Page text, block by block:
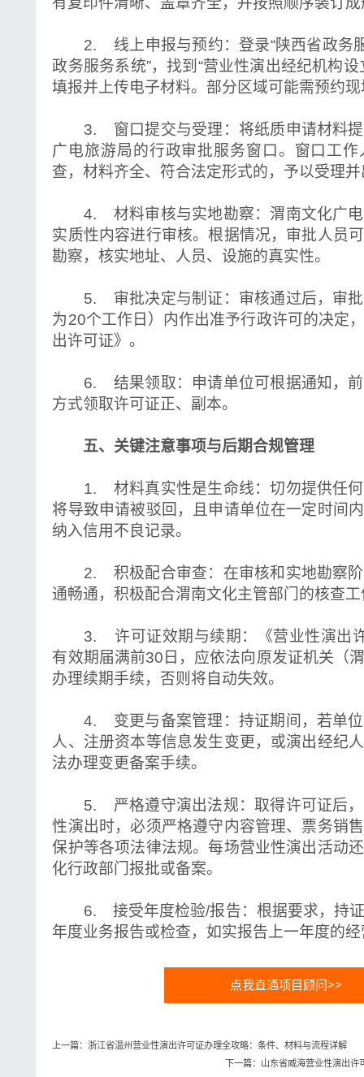
2. 线上申报与预约：登录“陕西省政务服
政务服务系统”，找到“营业性演出经纪机构
填报并上传电子材料。部分区域可能需预约
3. 窗口提交与受理：将纸质申请材料提
广电旅游局的行政审批服务窗口。窗口工
查，材料齐全、符合法定形式的，予以受理
4. 材料审核与实地勘察：渭南文化广电
实质性内容进行审核。根据情况，审批人员
勘察，核实地址、人员、设施的真实性。
5. 审批决定与制证：审核通过后，审批
为20个工作日）内作出准予行政许可的决定
出许可证》。
6. 结果领取：申请单位可根据通知，前
方式领取许可证正、副本。
五、关键注意事项与后期合规管理
1. 材料真实性是生命线：切勿提供任何
将导致申请被驳回，且申请单位在一定时间
纳入信用不良记录。
2. 积极配合审查：在审核和实地勘察阶
通畅通，积极配合渭南文化主管部门的核查
3. 许可证效期与续期：《营业性演出许
有效期届满前30日，应依法向原发证机关（
办理续期手续，否则将自动失效。
4. 变更与备案管理：持证期间，若单位
人、注册资本等信息发生变更，或演出经纪
法办理变更备案手续。
5. 严格遵守演出法规：取得许可证后，
性演出时，必须严格遵守内容管理、票务销
保护等各项法律法规。每场营业性演出活动
化行政部门报批或备案。
6. 接受年度检验/报告：根据要求，持证
年度业务报告或检查，如实报告上一年度的
点我直通项目顾问>>
上一篇：浙江省温州营业性演出许可证办理全攻略：条件、材料与流程详解
下一篇：山东省威海营业性演出许